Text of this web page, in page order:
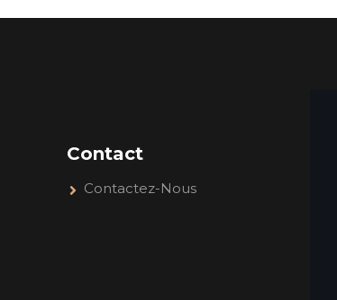
Contact
Contactez-Nous